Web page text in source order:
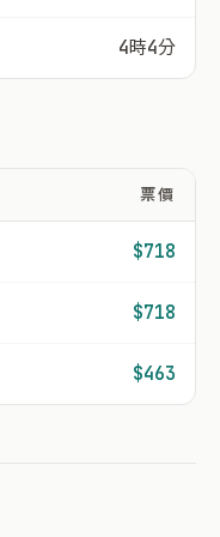
4時4分
票價
$718
$718
$463